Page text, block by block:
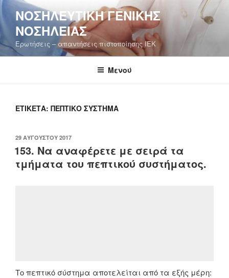
Μετάβαση
στο
περιεχόμενο
ΝΟΣΗΛΕΥΤΙΚΉ ΓΕΝΙΚΉΣ
ΝΟΣΗΛΕΊΑΣ
Ερωτήσεις – απαντήσεις πιστοποίησης ΙΕΚ
Μενού
ΕΤΙΚΈΤΑ: ΠΕΠΤΙΚΌ ΣΎΣΤΗΜΑ
ΔΗΜΟΣΙΕΎΤΗΚΕ
ΣΤΙΣ
29 ΑΥΓΟΎΣΤΟΥ 2017
153. Να αναφέρετε με σειρά τα
τμήματα του πεπτικού συστήματος.
Το πεπτικό σύστημα αποτελείται από τα εξής μέρη: